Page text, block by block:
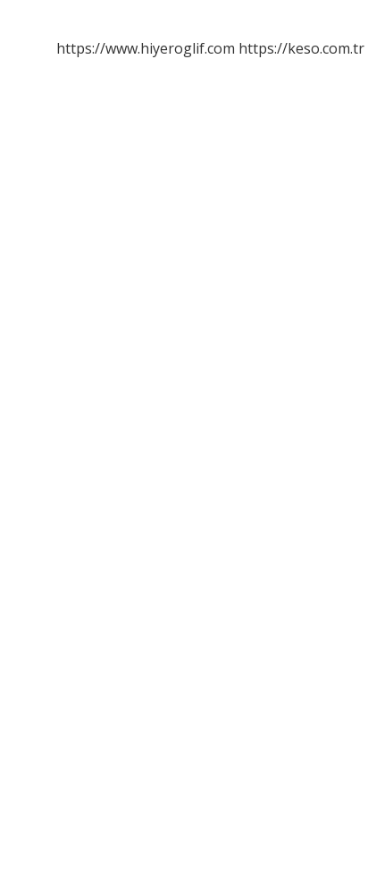
https://www.hiyeroglif.com https://keso.com.tr